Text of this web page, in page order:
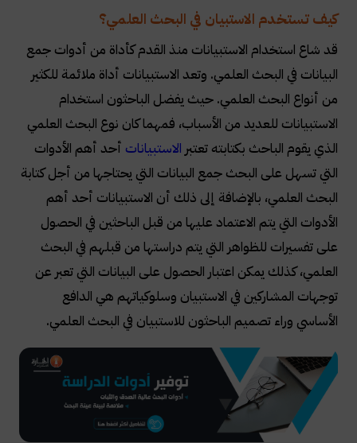
كيف تستخدم الاستبيان في البحث العلمي؟
قد شاع استخدام الاستبيانات منذ القدم كأداة من أدوات جمع
البيانات في البحث العلمي. وتعد الاستبيانات أداة ملائمة للكثير
من أنواع البحث العلمي. حيث يفضل الباحثون استخدام
الاستبيانات للعديد من الأسباب، فمهما كان نوع البحث العلمي
الذي يقوم الباحث بكتابته تعتبر الاستبيانات أحد أهم الأدوات
التي تسهل على البحث جمع البيانات التي يحتاجها من أجل كتابة
البحث العلمي، بالإضافة إلى ذلك أن الاستبيانات أحد أهم
الأدوات التي يتم الاعتماد عليها من قبل الباحثين في الحصول
على تفسيرات للظواهر التي يتم دراستها من قبلهم في البحث
العلمي، كذلك يمكن اعتبار الحصول على البيانات التي تعبر عن
توجهات المشاركين في الاستبيان وسلوكياتهم هي الدافع
الأساسي وراء تصميم الباحثون للاستبيان في البحث العلمي.